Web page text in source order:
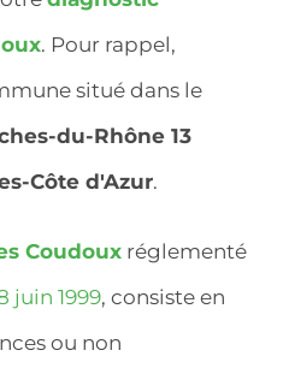
. Pour rappel,
situé dans le
du-Rhône 13
Côte d'Azur.
Coudoux réglementé
juin 1999, consiste en
ou non